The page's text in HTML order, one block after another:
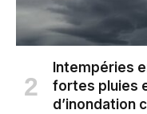
Intempéries
fortes pluies
d’inondation